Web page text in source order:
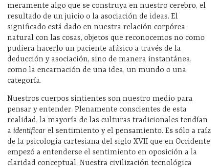
meramente algo que se construya en nuestro cerebro, el
resultado de un juicio o la asociación de ideas. El
significado está dado en nuestra relación corpórea
natural con las cosas, objetos que reconocemos no como
pudiera hacerlo un paciente afásico a través de la
deducción y asociación, sino de manera instantánea,
como la encarnación de una idea, un mundo o una
categoría.
Nuestros cuerpos sintientes son nuestro medio para
pensar y entender. Plenamente conscientes de esta
realidad, la mayoría de las culturas tradicionales tendían
a identificar el sentimiento y el pensamiento. Es sólo a raíz
de la psicología cartesiana del siglo XVII que en Occidente
empezó a entenderse el sentimiento en oposición a la
claridad conceptual. Nuestra civilización tecnológica